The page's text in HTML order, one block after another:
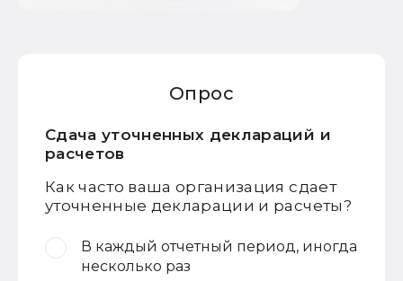
Опрос
Сдача уточненных деклараций и
расчетов
Как часто ваша организация сдает
уточненные декларации и расчеты?
В каждый отчетный период, иногда
несколько раз